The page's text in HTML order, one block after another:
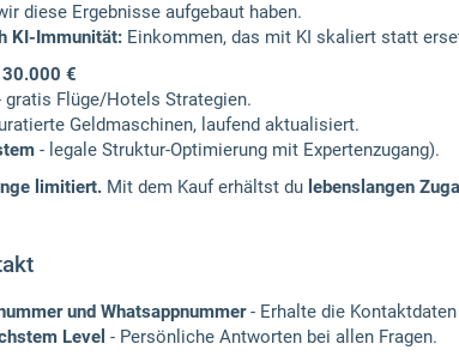
diese Ergebnisse aufgebaut haben.
KI-Immunität: Einkommen, das mit KI skaliert statt
30.000 €
gratis Flüge/Hotels Strategien.
Geldmaschinen, laufend aktualisiert.
- legale Struktur-Optimierung mit Expertenzugang).
limitiert. Mit dem Kauf erhältst du lebenslangen
und Whatsappnummer- Erhalte die
Level - Persönliche Antworten bei allen Fragen.